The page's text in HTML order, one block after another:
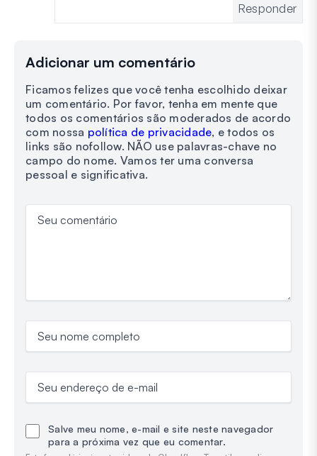
Responder
Adicionar um comentário
Ficamos felizes que você tenha escolhido deixar
um comentário. Por favor, tenha em mente que
todos os comentários são moderados de acordo
com nossa política de privacidade, e todos os
links são nofollow. NÃO use palavras-chave no
campo do nome. Vamos ter uma conversa
pessoal e significativa.
Seu comentário
Seu nome completo
Seu endereço de e-mail
Salve meu nome, e-mail e site neste navegador
para a próxima vez que eu comentar.